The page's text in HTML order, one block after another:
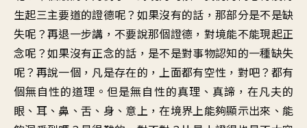
生起三主要道的證德呢？ 如果沒有的話 ，那部分是不是缺
失呢 ？再退一步講 ， 不要說那個證德 ， 對境能不能現起正
念呢 ？如果沒有正念的話 ， 是不是對事物認知的一種缺失
呢？ 再說一個 ， 凡是存在的，上面都有空性，對吧？ 都有
個無自性的道理 。但是無自性的真理、真諦 ， 在凡夫的
眼、耳、鼻、舌、身、意上 ，在境界上能夠顯示出來 、 能